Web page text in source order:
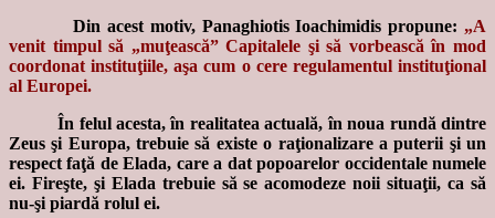
Din acest motiv, Panaghiotis Ioachimidis propune: „A
venit timpul să „muţească” Capitalele şi să vorbească în mod
coordonat instituţiile, aşa cum o cere regulamentul instituţional
al Europei.
În felul acesta, în realitatea actuală, în noua rundă dintre
Zeus şi Europa, trebuie să existe o raţionalizare a puterii şi un
respect faţă de Elada, care a dat popoarelor occidentale numele
ei. Fireşte, şi Elada trebuie să se acomodeze noii situaţii, ca să
nu-şi piardă rolul ei.